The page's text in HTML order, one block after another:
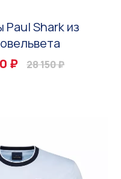
Shark из
₽
28 150 ₽